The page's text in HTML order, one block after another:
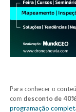
Para conhecer o
com desconto de 40%
programação